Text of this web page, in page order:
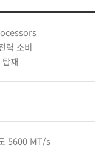
력 소비
재
5600 MT/s